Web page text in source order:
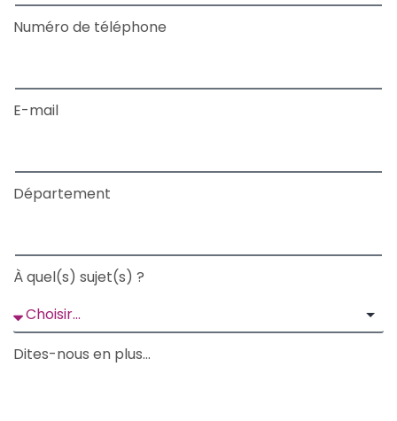
Numéro de téléphone
E-mail
Département
À quel(s) sujet(s) ?
Dites-nous en plus...